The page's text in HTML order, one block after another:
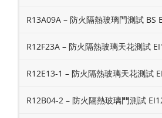
R13A09A – 防火隔熱玻璃門測試 BS
R12F23A – 防火隔熱玻璃天花測試
R12E13-1 – 防火隔熱玻璃天花測試
R12B04-2 – 防火隔熱玻璃門測試